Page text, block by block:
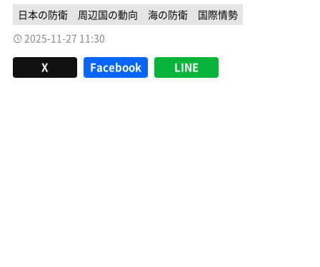
日本の防衛 周辺国の動向 海の防衛
国際情勢
2025-11-27 11:30
X Facebook LINE